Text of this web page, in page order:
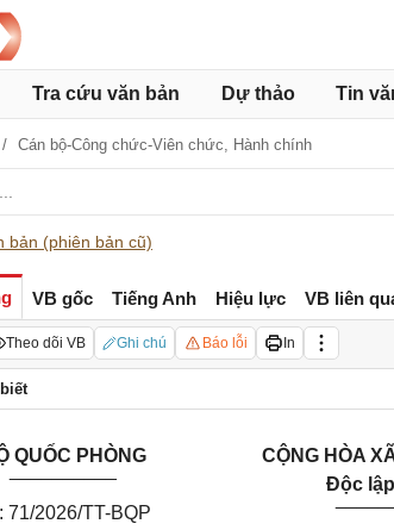
Tra cứu văn bản Dự thảo Tin
Cán bộ-Công chức-Viên chức, Hành chính
bản (phiên bản cũ)
VB gốc Tiếng Anh Hiệu lực VB liên
Theo dõi VB Ghi chú Báo lỗi In
QUỐC PHÒNG
__________
71/2026/TT-BQP
CỘNG HÒA
Độc